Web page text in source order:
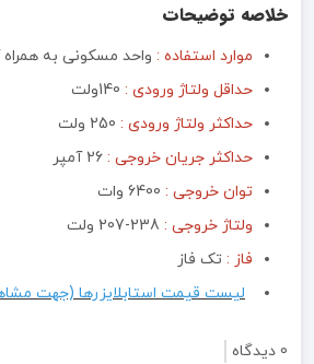
خلاصه توضیحات
موارد استفاده : واحد مسکونی به همراه
حداقل ولتاژ ورودی :
حداکثر ولتاژ ورودی :
حداکثر جریان خروجی :
توان خروجی :‌
ولتاژ خروجی :
فاز : تک فاز
لیست قیمت استابلایزرها (جهت
0 دیدگاه